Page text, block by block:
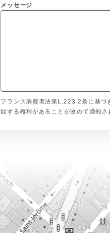
メッセージ
フランス消費者法第L.223-2条に基づ
録する権利があることが改めて通知さ